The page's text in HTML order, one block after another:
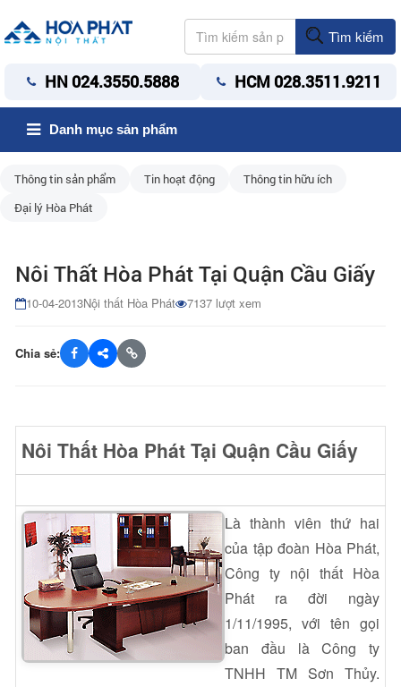
Tìm kiếm
HN 024.3550.5888 HCM 028.3511.9211
Danh mục sản phẩm
Thông tin sản phẩm Tin hoạt động
Thông tin hữu ích
Đại lý Hòa Phát
Nôi Thất Hòa Phát Tại Quận Cầu Giấy
10-04-2013Nội thất Hòa Phát 7137 lượt xem
Chia sẻ:
Nôi Thất Hòa Phát Tại Quận Cầu Giấy
Là thành viên thứ hai
của tập đoàn Hòa Phát,
Công ty nội thất Hòa
Phát ra đời ngày
1/11/1995, với tên gọi
ban đầu là Công ty
TNHH TM Sơn Thủy.